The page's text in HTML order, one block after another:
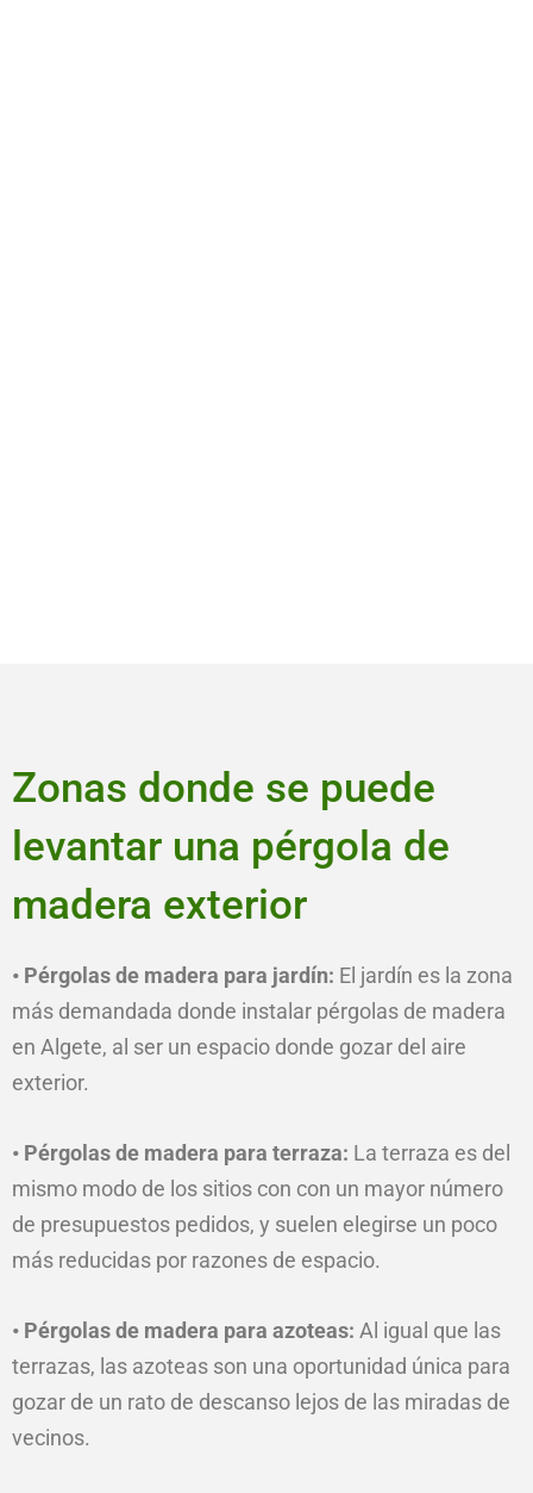
Zonas donde se puede
levantar una pérgola de
madera exterior
• Pérgolas de madera para jardín: El jardín es la zona
más demandada donde instalar pérgolas de madera
en Algete, al ser un espacio donde gozar del aire
exterior.
• Pérgolas de madera para terraza: La terraza es del
mismo modo de los sitios con con un mayor número
de presupuestos pedidos, y suelen elegirse un poco
más reducidas por razones de espacio.
• Pérgolas de madera para azoteas: Al igual que las
terrazas, las azoteas son una oportunidad única para
gozar de un rato de descanso lejos de las miradas de
vecinos.